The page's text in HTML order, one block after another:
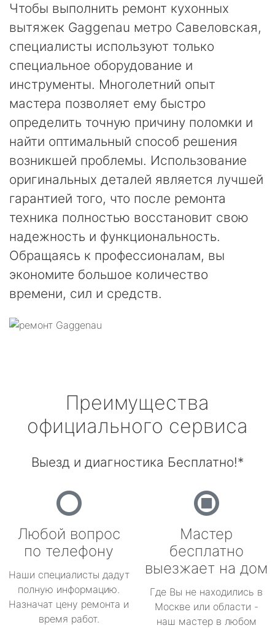
Чтобы выполнить ремонт кухонных
вытяжек Gaggenau метро Савеловская,
специалисты используют только
специальное оборудование и
инструменты. Многолетний опыт
мастера позволяет ему быстро
определить точную причину поломки и
найти оптимальный способ решения
возникшей проблемы. Использование
оригинальных деталей является лучшей
гарантией того, что после ремонта
техника полностью восстановит свою
надежность и функциональность.
Обращаясь к профессионалам, вы
экономите большое количество
времени, сил и средств.
Преимущества
официального сервиса
Выезд и диагностика Бесплатно!*
Любой вопрос
по телефону
Наши специалисты дадут
полную информацию.
Назначат цену ремонта и
время работ.
Мастер
бесплатно
выезжает на дом
Где Вы не находились в
Москве или области -
наш мастер в любом